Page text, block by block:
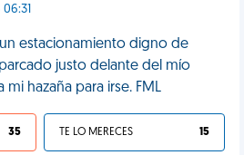
estacionamiento digno de
justo delante del mío
hazaña para irse. FML
35 TE LO MERECES 15